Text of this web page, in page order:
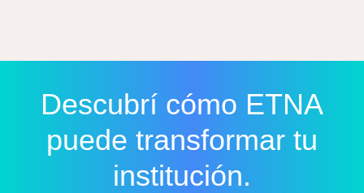
Descubrí cómo ETNA
puede transformar tu
institución.